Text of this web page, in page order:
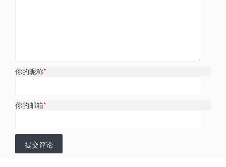
你的昵称*
你的邮箱*
提交评论